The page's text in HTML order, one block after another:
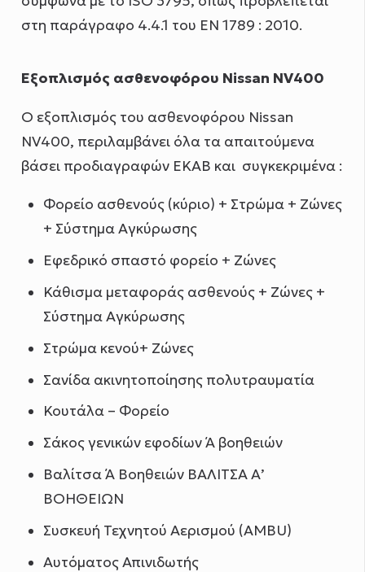
στη παράγραφο 4.4.1 του ΕΝ 1789 : 2010.
Εξοπλισμός ασθενοφόρου Nissan NV400
Ο εξοπλισμός του ασθενοφόρου Nissan
NV400, περιλαμβάνει όλα τα απαιτούμενα
βάσει προδιαγραφών ΕΚΑΒ και συγκεκριμένα :
Φορείο ασθενούς (κύριο) + Στρώμα + Ζώνες
+ Σύστημα Αγκύρωσης
Εφεδρικό σπαστό φορείο + Ζώνες
Κάθισμα μεταφοράς ασθενούς + Ζώνες +
Σύστημα Αγκύρωσης
Στρώμα κενού+ Ζώνες
Σανίδα ακινητοποίησης πολυτραυματία
Κουτάλα – Φορείο
Σάκος γενικών εφοδίων Ά βοηθειών
Βαλίτσα Ά Βοηθειών ΒΑΛΙΤΣΑ Α’
ΒΟΗΘΕΙΩΝ
Συσκευή Τεχνητού Αερισμού (AMBU)
Αυτόματος Απινιδωτής